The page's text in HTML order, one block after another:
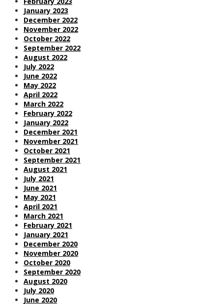
January 2023
December 2022
November 2022
October 2022
September 2022
August 2022
July 2022
June 2022
May 2022
April 2022
March 2022
February 2022
January 2022
December 2021
November 2021
October 2021
September 2021
August 2021
July 2021
June 2021
May 2021
April 2021
March 2021
February 2021
January 2021
December 2020
November 2020
October 2020
September 2020
August 2020
July 2020
June 2020